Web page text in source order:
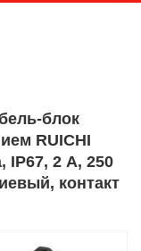
RUICHI
IP67, 2 А, 250
контакт